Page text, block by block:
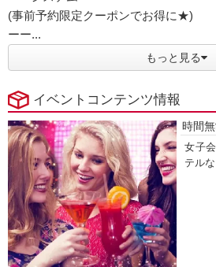
(事前予約限定クーポンでお得に★)
ーー...
もっと見る
イベントコンテンツ情報
時間
女子
テルな